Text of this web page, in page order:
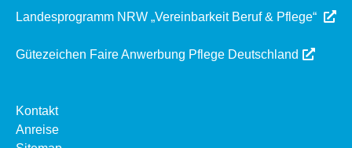
Landesprogramm NRW „Vereinbarkeit Beruf & Pflege“
Gütezeichen Faire Anwerbung Pflege Deutschland
Kontakt
Anreise